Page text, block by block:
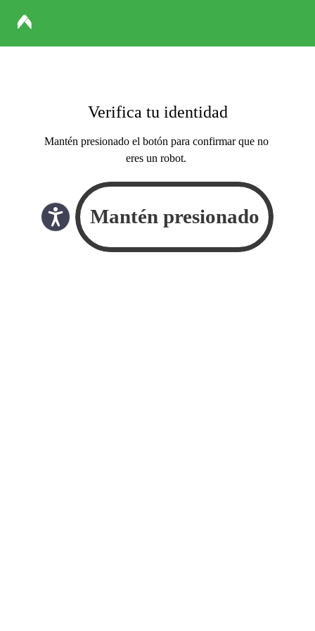
Verifica tu identidad
Mantén presionado el botón para confirmar que no
eres un robot.